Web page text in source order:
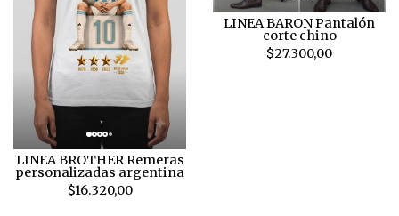
LINEA BROTHER Remeras
personalizadas argentina
$16.320,00
LINEA BARON Pantalón
corte chino
$27.300,00